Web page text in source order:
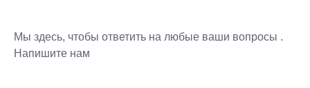
Мы здесь, чтобы ответить на любые ваши вопросы .
Напишите нам